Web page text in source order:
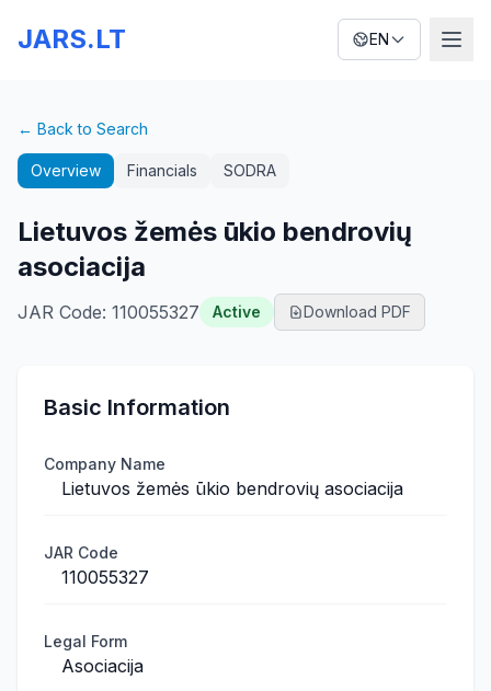
JARS.LT EN
← Back to Search
Overview Financials SODRA
Lietuvos žemės ūkio bendrovių
asociacija
JAR Code: 110055327 Active Download PDF
Basic Information
Company Name
Lietuvos žemės ūkio bendrovių asociacija
JAR Code
110055327
Legal Form
Asociacija